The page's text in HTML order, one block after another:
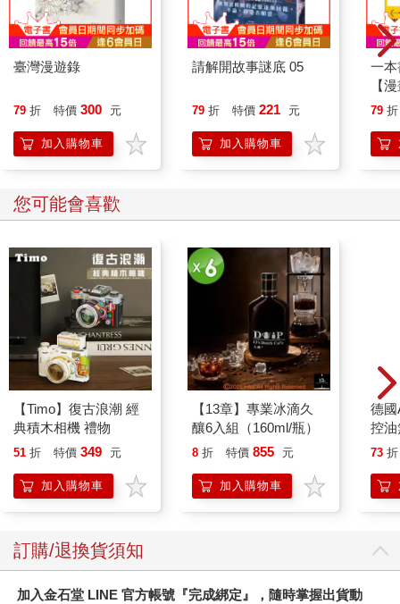
臺灣漫遊錄
79 折 特價 300 元
加入購物車
請解開故事謎底 05
79 折 特價 221 元
加入購物車
一
【
行
「
學方
79 折
您可能會喜歡
【Timo】復古浪潮 經
典積木相機 禮物
51 折 特價 349 元
加入購物車
【13章】專業冰滴久
釀6入組（160ml/瓶）
8 折 特價 855 元
加入購物車
德國
控
凝露
調
滋
73 折
訂購/退換貨須知
加入金石堂 LINE 官方帳號『完成綁定』，隨時掌握出貨動